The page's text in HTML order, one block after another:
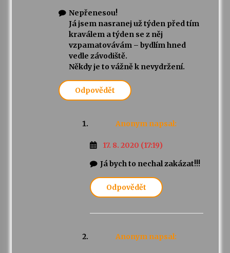
Nepřenesou!
Já jsem nasranej už týden před tím
kraválem a týden se z něj
vzpamatovávám – bydlím hned
vedle závodiště.
Někdy je to vážně k nevydržení.
Odpovědět
Anonym napsal:
17. 8. 2020 (17:19)
Já bych to nechal zakázat!!!
Odpovědět
Anonym napsal: